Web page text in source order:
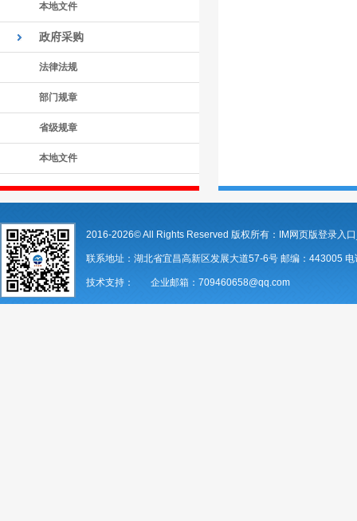
本地文件
政府采购
法律法规
部门规章
省级规章
本地文件
2016-2026© All Rights Reserved 版权所有：IM网页版登录入
联系地址：湖北省宜昌高新区发展大道57-6号 邮编：443005
技术支持： 企业邮箱：709460658@qq.com